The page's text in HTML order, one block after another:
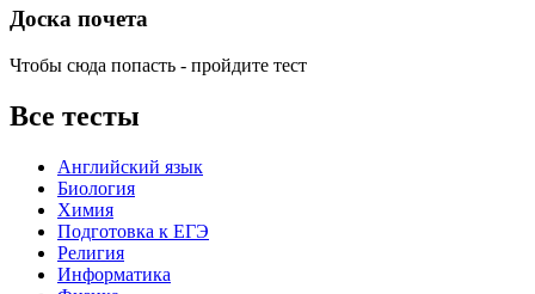
Доска почета
Чтобы сюда попасть - пройдите тест
Все тесты
Английский язык
Биология
Химия
Подготовка к ЕГЭ
Религия
Информатика